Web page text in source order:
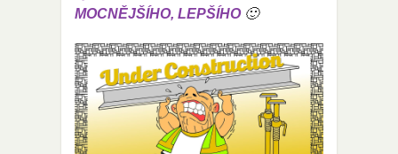
MOCNĚJŠÍHO, LEPŠÍHO🙂